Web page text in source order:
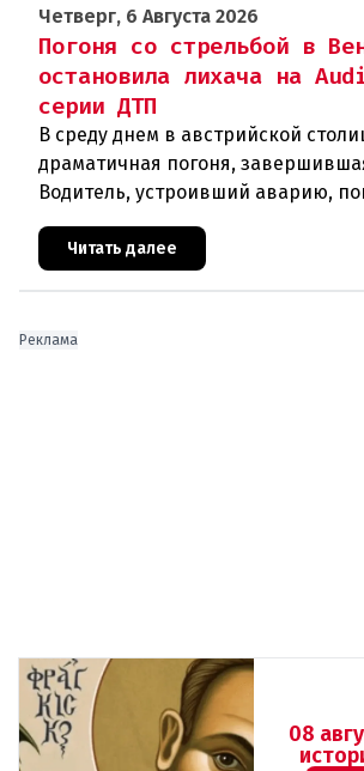
Четверг, 6 Августа 2026
Погоня со стрельбой в
остановила лихача на
серии ДТП
В среду днем в австрийской
драматичная погоня,
Водитель, устроивший аварию,
скрыться от полиции,
новых столкновений.Что слу
Читать далее
Реклама
08